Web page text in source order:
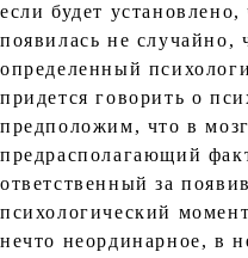
если будет
появилась не случайно,
определенный
придется говорить о
предположим, что в
предрасполагающий
ответственный за
психологический
нечто неординарное, в